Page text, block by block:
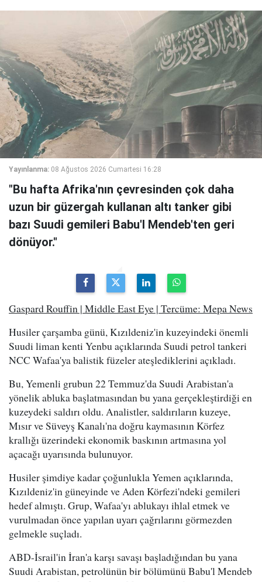
Yayınlanma: 08 Ağustos 2026 Cumartesi 16:28
"Bu hafta Afrika'nın çevresinden çok daha
uzun bir güzergah kullanan altı tanker gibi
bazı Suudi gemileri Babu'l Mendeb'ten geri
dönüyor."
Gaspard Rouffin | Middle East Eye | Tercüme: Mepa News
Husiler çarşamba günü, Kızıldeniz'in kuzeyindeki önemli
Suudi liman kenti Yenbu açıklarında Suudi petrol tankeri
NCC Wafaa'ya balistik füzeler ateşlediklerini açıkladı.
Bu, Yemenli grubun 22 Temmuz'da Suudi Arabistan'a
yönelik abluka başlatmasından bu yana gerçekleştirdiği en
kuzeydeki saldırı oldu. Analistler, saldırıların kuzeye,
Mısır ve Süveyş Kanalı'na doğru kaymasının Körfez
krallığı üzerindeki ekonomik baskının artmasına yol
açacağı uyarısında bulunuyor.
Husiler şimdiye kadar çoğunlukla Yemen açıklarında,
Kızıldeniz'in güneyinde ve Aden Körfezi'ndeki gemileri
hedef almıştı. Grup, Wafaa'yı ablukayı ihlal etmek ve
vurulmadan önce yapılan uyarı çağrılarını görmezden
gelmekle suçladı.
ABD-İsrail'in İran'a karşı savaşı başladığından bu yana
Suudi Arabistan, petrolünün bir bölümünü Babu'l Mendeb